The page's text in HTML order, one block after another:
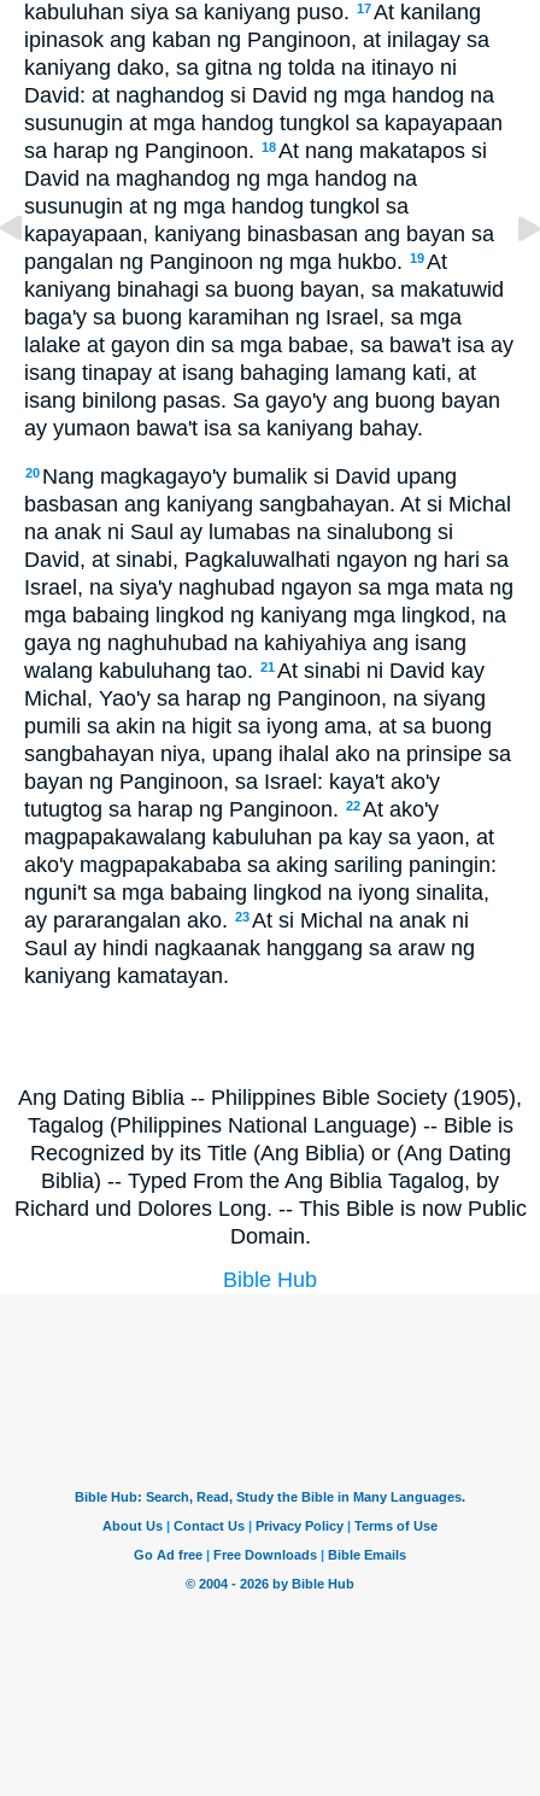
kabuluhan siya sa kaniyang puso. 17At kanilang
ipinasok ang kaban ng Panginoon, at inilagay sa
kaniyang dako, sa gitna ng tolda na itinayo ni
David: at naghandog si David ng mga handog na
susunugin at mga handog tungkol sa kapayapaan
sa harap ng Panginoon. 18At nang makatapos si
David na maghandog ng mga handog na
susunugin at ng mga handog tungkol sa
kapayapaan, kaniyang binasbasan ang bayan sa
pangalan ng Panginoon ng mga hukbo. 19At
kaniyang binahagi sa buong bayan, sa makatuwid
baga'y sa buong karamihan ng Israel, sa mga
lalake at gayon din sa mga babae, sa bawa't isa ay
isang tinapay at isang bahaging lamang kati, at
isang binilong pasas. Sa gayo'y ang buong bayan
ay yumaon bawa't isa sa kaniyang bahay.
20 Nang magkagayo'y bumalik si David upang
basbasan ang kaniyang sangbahayan. At si Michal
na anak ni Saul ay lumabas na sinalubong si
David, at sinabi, Pagkaluwalhati ngayon ng hari sa
Israel, na siya'y naghubad ngayon sa mga mata ng
mga babaing lingkod ng kaniyang mga lingkod, na
gaya ng naghuhubad na kahiyahiya ang isang
walang kabuluhang tao. 21At sinabi ni David kay
Michal, Yao'y sa harap ng Panginoon, na siyang
pumili sa akin na higit sa iyong ama, at sa buong
sangbahayan niya, upang ihalal ako na prinsipe sa
bayan ng Panginoon, sa Israel: kaya't ako'y
tutugtog sa harap ng Panginoon. 22At ako'y
magpapakawalang kabuluhan pa kay sa yaon, at
ako'y magpapakababa sa aking sariling paningin:
nguni't sa mga babaing lingkod na iyong sinalita,
ay pararangalan ako. 23At si Michal na anak ni
Saul ay hindi nagkaanak hanggang sa araw ng
kaniyang kamatayan.
Ang Dating Biblia -- Philippines Bible Society (1905),
Tagalog (Philippines National Language) -- Bible is
Recognized by its Title (Ang Biblia) or (Ang Dating
Biblia) -- Typed From the Ang Biblia Tagalog, by
Richard und Dolores Long. -- This Bible is now Public
Domain.
Bible Hub